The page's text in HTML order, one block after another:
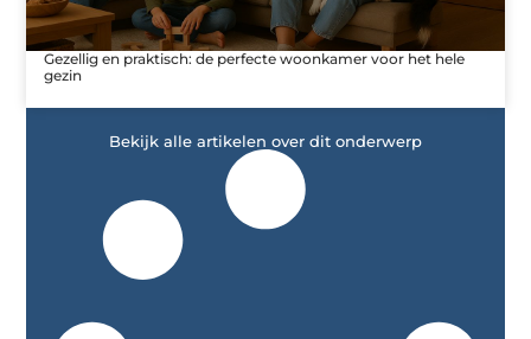
Gezellig en praktisch: de perfecte woonkamer voor het hele
gezin
Bekijk alle artikelen over dit onderwerp